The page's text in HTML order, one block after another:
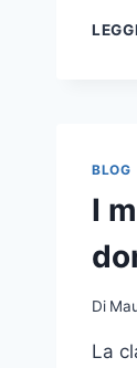
BLOG
I
Di
La